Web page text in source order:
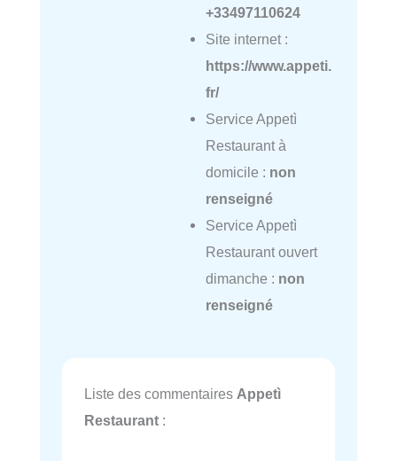
+33497110624
Site internet :
https://www.appeti.
fr/
Service Appetì
Restaurant à
domicile : non
renseigné
Service Appetì
Restaurant ouvert
dimanche : non
renseigné
Liste des commentaires Appetì
Restaurant :